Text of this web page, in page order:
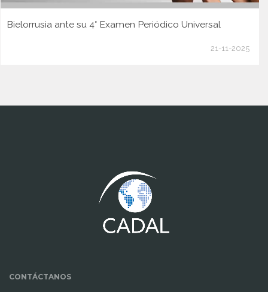
Bielorrusia ante su 4° Examen Periódico Universal
21-11-2025
CONTÁCTANOS